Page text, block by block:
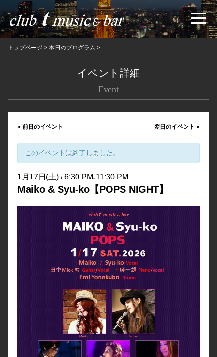
トップページ > 本日のプログラム >
イベント詳細
Event
« 前日のイベント 翌日のイベント»
このイベントは終了しました。
1月17日(土) / 6:30 PM-11:30 PM
Maiko & Syu-ko【POPS NIGHT】